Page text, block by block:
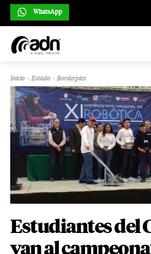
WhatsApp
Inicio Estado Borderplex
Estudiantes del
van al